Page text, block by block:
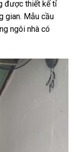
được thiết kế tỉ
gian. Mẫu cầu
ngôi nhà có